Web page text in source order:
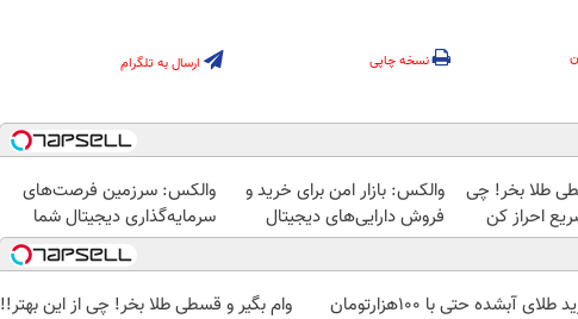
نسخه چاپی ارسال به تلگرام
طلا بخر! چی
احراز کن
والکس: بازار امن برای خرید و
فروش دارایی‌های دیجیتال
والکس: سرزمین فرصت‌های
سرمایه‌گذاری دیجیتال شما
طلای آبشده حتی با ۱۰۰هزارتومان
وام بگیر و قسطی طلا بخر! چی از این بهتر!!